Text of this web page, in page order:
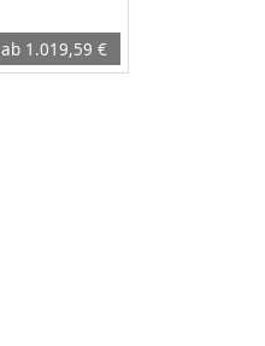
ab 1.019,59 €